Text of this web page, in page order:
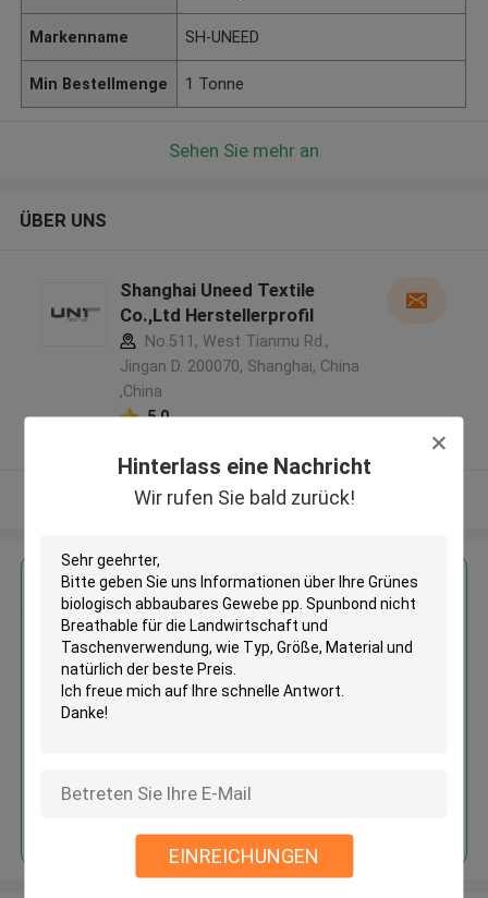
Hinterlass eine Nachricht
Wir rufen Sie bald zurück!
EINREICHUNGEN
Markenname SH-UNEED
Min Bestellmenge 1 Tonne
Sehen Sie mehr an
ÜBER UNS
Shanghai Uneed Textile
Co.,Ltd Herstellerprofil
No.511, West Tianmu Rd.,
Jingan D. 200070, Shanghai, China
,China
5.0
Sehen Sie mehr an
Erhalten Sie den besten Preis für
Grünes biologisch abbaubares
Gewebe pp. Spunbond nicht
Breathable für die